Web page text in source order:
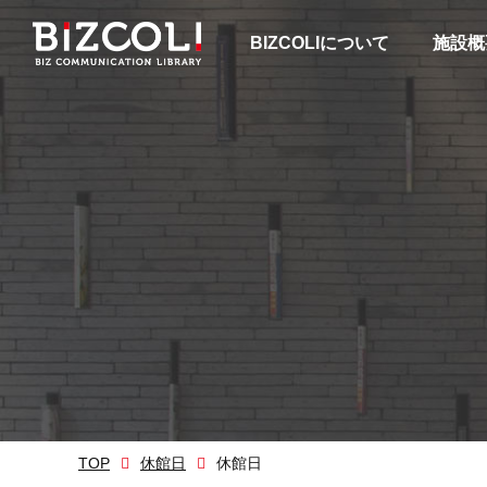
BIZCOLIについて 施設
TOP 休館日 休館日